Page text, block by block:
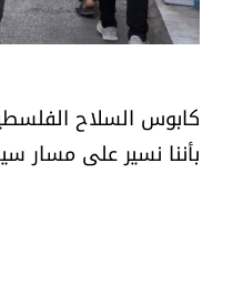
كابوس السلاح
بأننا نسير على مسار